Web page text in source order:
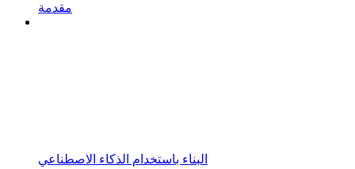
مقدمة
البناء باستخدام الذكاء الاصطناعي